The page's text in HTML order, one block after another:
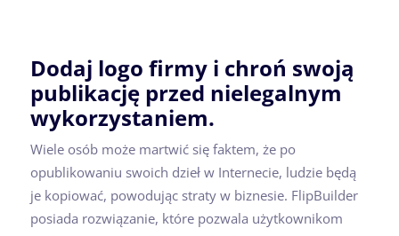
Dodaj logo firmy i chroń swoją
publikację przed nielegalnym
wykorzystaniem.
Wiele osób może martwić się faktem, że po
opublikowaniu swoich dzieł w Internecie, ludzie będą
je kopiować, powodując straty w biznesie. FlipBuilder
posiada rozwiązanie, które pozwala użytkownikom